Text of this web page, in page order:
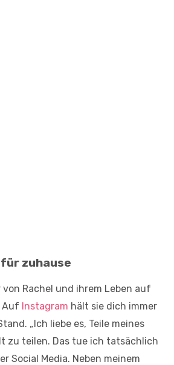
zuhause
Rachel und ihrem Leben auf
Auf Instagram hält sie dich immer
„Ich liebe es, Teile meines
zu teilen. Das tue ich tatsächlich
Social Media. Neben meinem